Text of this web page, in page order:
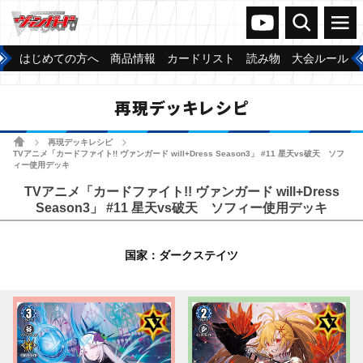
ヴァンガードch
検索 メニュー
はじめての方へ 商品情報 カードリスト 読み物 大会ルール
再現デッキレシピ
ホーム再現デッキレシピ
TVアニメ「カードファイト!! ヴァンガード will+Dress Season3」 #11 星天vs破天 ソフ
ィー使用デッキ
TVアニメ「カードファイト!! ヴァンガード will+Dress
Season3」 #11 星天vs破天 ソフィー使用デッキ
国家：ダークステイツ